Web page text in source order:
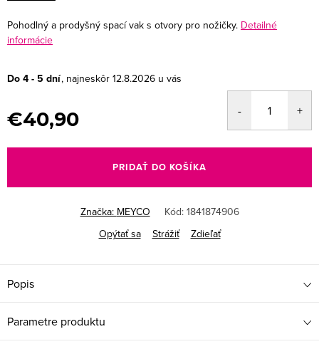
Pohodlný a prodyšný spací vak s otvory pro nožičky. Detailné
informácie
Do 4 - 5 dní 12.8.2026
€40,90
cena:
PRIDAŤ DO KOŠÍKA
Značka: MEYCO Kód: 1841874906
Opýtať sa
Strážiť Zdieľať
Popis
Parametre produktu